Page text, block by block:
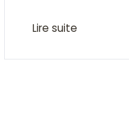
Lire suite